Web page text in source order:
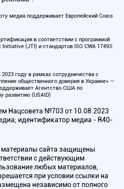
медиа поддерживает Европейский Союз
в соответствии с программой
(JTI) и стандартов ISO CWA 17493:
2023 году в рамках сотрудничества с
общественного доверия в Украине» —
Агентство США по
развитию (USAID)
Нацсовета №703 от 10.08.2023
идентификатор медиа - R40-
материалы сайта защищены
с действующим
любых материалов,
при условии ссылки на
независимо от полного